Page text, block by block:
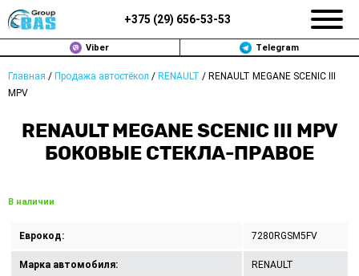
+375 (29) 656-53-53
Viber Telegram
Главная / Продажа автостёкол / RENAULT / RENAULT MEGANE SCENIC III
MPV
RENAULT MEGANE SCENIC III MPV
БОКОВЫЕ СТЕКЛА-ПРАВОЕ
В наличии
Еврокод: 7280RGSM5FV
Марка автомобиля: RENAULT
ЗАМЕНА АВТОСТЕКОЛ В МИНСКЕ
ПРОДАЖА АВТОСТЁКОЛ
РЕМОНТ
ДОП. УСЛУГИ
ВОПРОС-ОТВЕТ
КОНТАКТЫ